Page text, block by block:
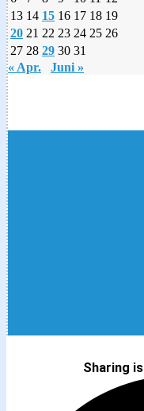
13 14 15 16 17 18 19
20 21 22 23 24 25 26
27 28 29 30 31
« Apr.
Juni »
Sharing